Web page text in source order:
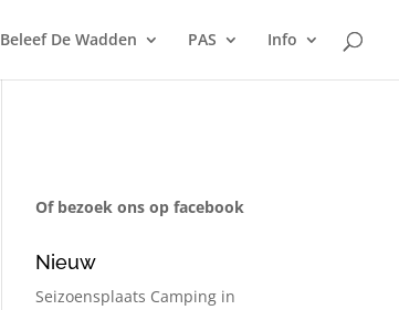
Beleef De Wadden PAS Info
Of bezoek ons op facebook
Nieuw
Seizoensplaats Camping in